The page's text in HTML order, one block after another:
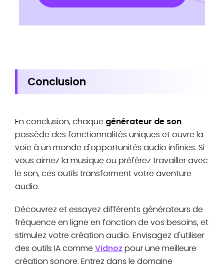
Conclusion
En conclusion, chaque générateur de son
possède des fonctionnalités uniques et ouvre la
voie à un monde d'opportunités audio infinies. Si
vous aimez la musique ou préférez travailler avec
le son, ces outils transforment votre aventure
audio.
Découvrez et essayez différents générateurs de
fréquence en ligne en fonction de vos besoins, et
stimulez votre création audio. Envisagez d'utiliser
des outils IA comme Vidnoz pour une meilleure
création sonore. Entrez dans le domaine